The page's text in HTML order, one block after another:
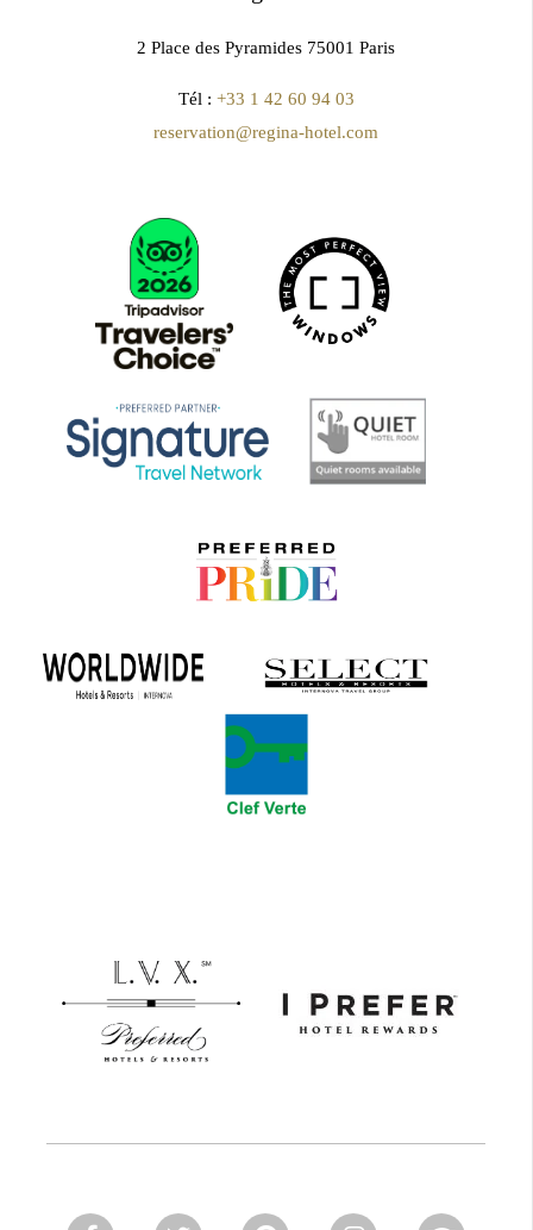
2 Place des Pyramides 75001 Paris
Tél : +33 1 42 60 94 03
reservation@regina-hotel.com